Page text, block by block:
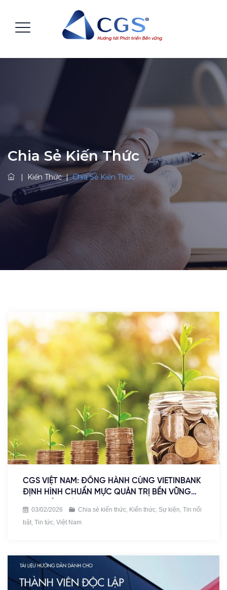
Chia Sẻ Kiến Thức
| Kiến Thức|Chia Sẻ Kiến Thức
CGS VIỆT NAM: ĐỒNG HÀNH CÙNG VIETINBANK
ĐỊNH HÌNH CHUẨN MỰC QUẢN TRỊ BỀN VỮNG
03/02/2026 Chia sẻ kiến thức, Kiến thức, Sự kiện Tin nổi
bật Tin tức Việt Nam